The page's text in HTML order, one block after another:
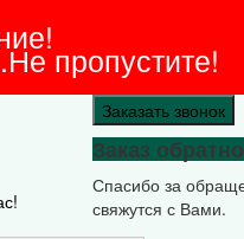
пропустите!
Заказать звонок
Заказ
Спасибо за
свяжутся с Вами.